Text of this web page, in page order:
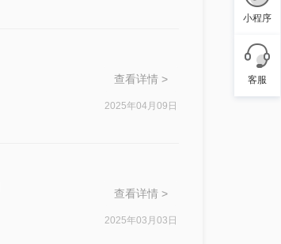
查看详情 >
2025年04月09日
查看详情 >
2025年03月03日
小程序
客服